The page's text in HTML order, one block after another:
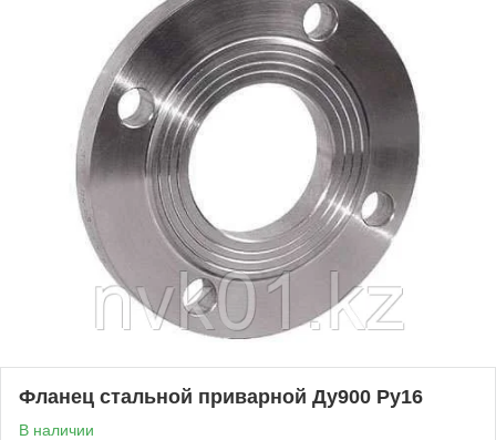
Фланец стальной приварной Ду900 Ру16
В наличии